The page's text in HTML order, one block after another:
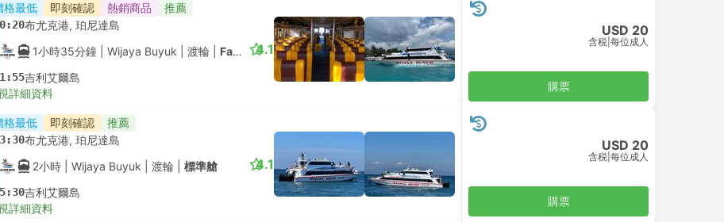
格最低 即刻確認 熱銷商品 推薦
布尤克港, 珀尼達島
1小時35分鐘 | Wijaya Buyuk 渡輪 Fast Boat
吉利艾爾島
4.1
詳細資料
USD 20
含税 每位成人
購票
格最低 即刻確認 推薦
布尤克港, 珀尼達島
2小時 | Wijaya Buyuk 渡輪 標準艙
吉利艾爾島
4.1
詳細資料
USD 20
含税 每位成人
購票